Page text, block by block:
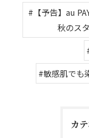
#【予告】au
秋のス
#敏感肌でも
カ